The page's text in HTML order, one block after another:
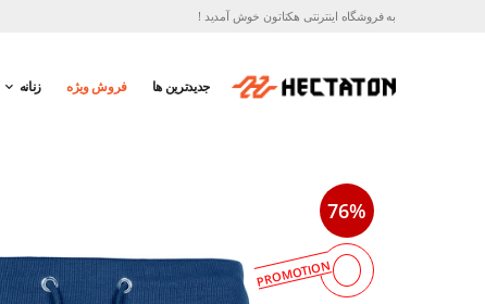
به فروشگاه اینترنتی هکتاتون خوش آمدید !
جدیدترین ها فروش ویژه زنانه
76%
PROMOTION